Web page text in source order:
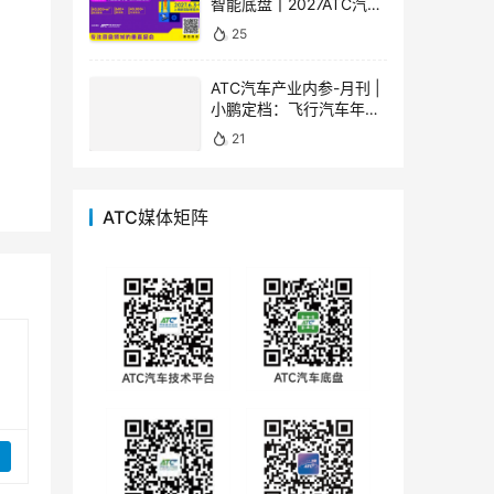
底盘展，全景呈现底盘技
术下一程
25
ATC汽车产业内参-月刊 |
小鹏定档：飞行汽车年内
量产 人形机器人明年出
海，宇树最新模型发布
21
ATC媒体矩阵